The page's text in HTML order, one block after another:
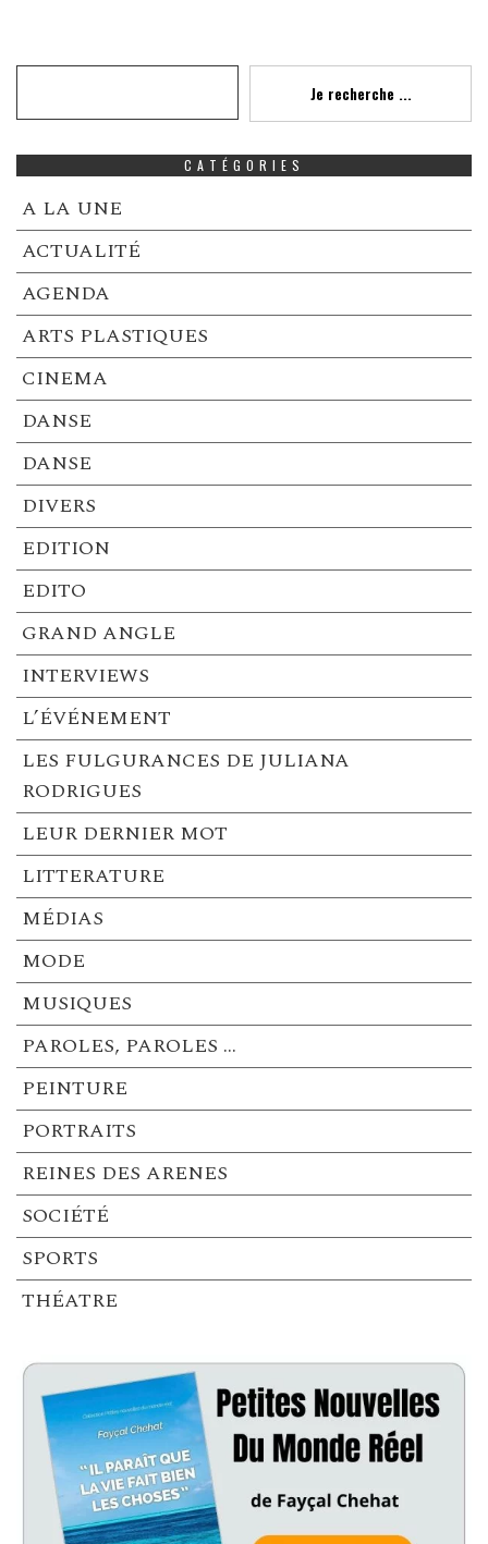
Je recherche ...
CATÉGORIES
A LA UNE
ACTUALITÉ
AGENDA
ARTS PLASTIQUES
CINEMA
DANSE
DANSE
DIVERS
EDITION
EDITO
GRAND ANGLE
INTERVIEWS
L’ÉVÉNEMENT
LES FULGURANCES DE JULIANA
RODRIGUES
LEUR DERNIER MOT
LITTERATURE
MÉDIAS
MODE
MUSIQUES
PAROLES, PAROLES …
PEINTURE
PORTRAITS
REINES DES ARENES
SOCIÉTÉ
SPORTS
THÉATRE